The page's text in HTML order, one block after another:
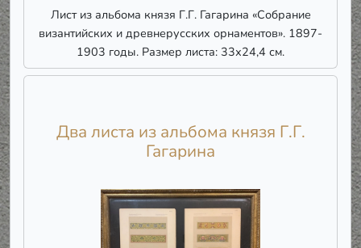
Лист из альбома князя Г.Г. Гагарина «Собрание
византийских и древнерусских орнаментов». 1897-
1903 годы. Размер листа: 33х24,4 см.
Два листа из альбома князя Г.Г.
Гагарина